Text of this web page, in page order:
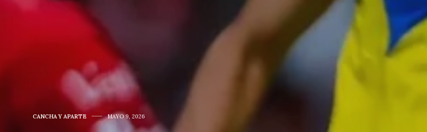
CANCHA Y APARTE MAYO 9, 2026